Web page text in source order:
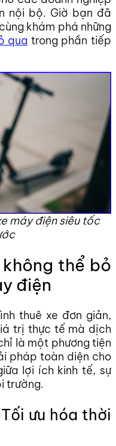
nội bộ. Giờ bạn đã
khám phá những
qua trong phần tiếp
máy điện siêu tốc
thể bỏ
điện
thuê xe đơn giản,
trị thực tế mà dịch
là một phương tiện
pháp toàn diện cho
lợi ích kinh tế, sự
trường.
ưu hóa thời